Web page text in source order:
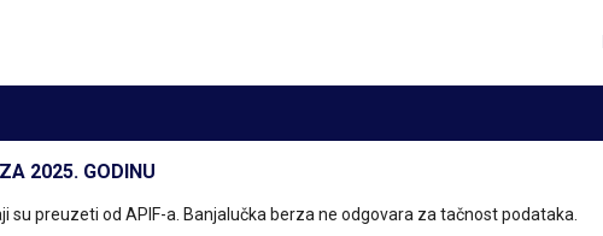
2025. GODINU
su preuzeti od APIF-a. Banjalučka berza ne odgovara za tačnost podataka.